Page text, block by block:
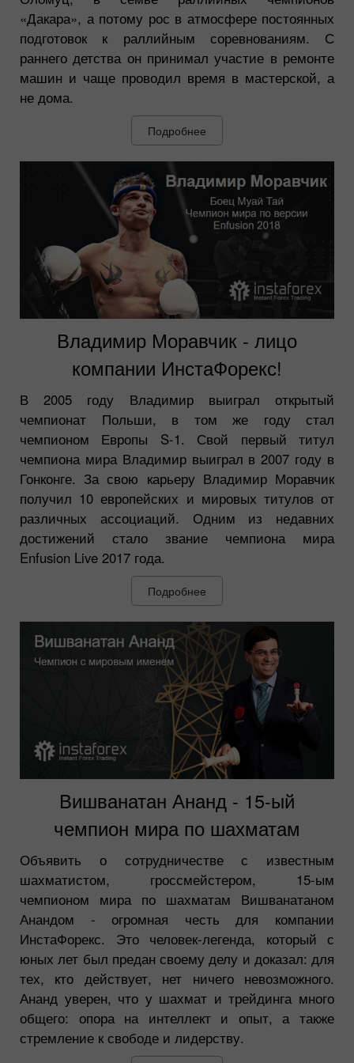
«Дакара», а потому рос в атмосфере постоянных
подготовок к раллийным соревнованиям. С
раннего детства он принимал участие в ремонте
машин и чаще проводил время в мастерской, а
не дома.
Подробнее
Владимир Моравчик - лицо
компании ИнстаФорекс!
В 2005 году Владимир выиграл открытый
чемпионат Польши, в том же году стал
чемпионом Европы S-1. Свой первый титул
чемпиона мира Владимир выиграл в 2007 году в
Гонконге. За свою карьеру Владимир Моравчик
получил 10 европейских и мировых титулов от
различных ассоциаций. Одним из недавних
достижений стало звание чемпиона мира
Enfusion Live 2017 года.
Подробнее
Вишванатан Ананд - 15-ый
чемпион мира по шахматам
Объявить о сотрудничестве с известным
шахматистом, гроссмейстером, 15-ым
чемпионом мира по шахматам Вишванатаном
Анандом - огромная честь для компании
ИнстаФорекс. Это человек-легенда, который с
юных лет был предан своему делу и доказал: для
тех, кто действует, нет ничего невозможного.
Ананд уверен, что у шахмат и трейдинга много
общего: опора на интеллект и опыт, а также
стремление к свободе и лидерству.